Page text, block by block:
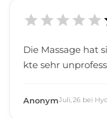
Die Massage hat
kte sehr
AnonymJuli,26 bei